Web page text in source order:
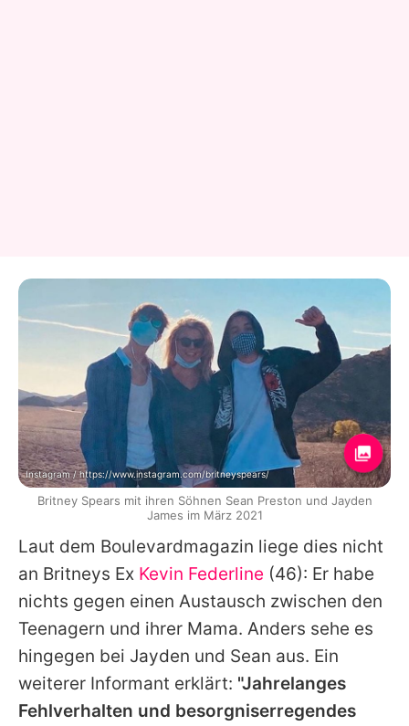
Laut dem Boulevardmagazin liege dies nicht
an Britneys Ex Kevin Federline (46): Er habe
nichts gegen einen Austausch zwischen den
Teenagern und ihrer Mama. Anders sehe es
hingegen bei Jayden und Sean aus. Ein
weiterer Informant erklärt: "Jahrelanges
Fehlverhalten und besorgniserregendes
Instagram / https://www.instagram.com/britneyspears/
Britney Spears mit ihren Söhnen Sean Preston und Jayden
James im März 2021